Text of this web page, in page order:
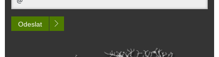
Odeslat